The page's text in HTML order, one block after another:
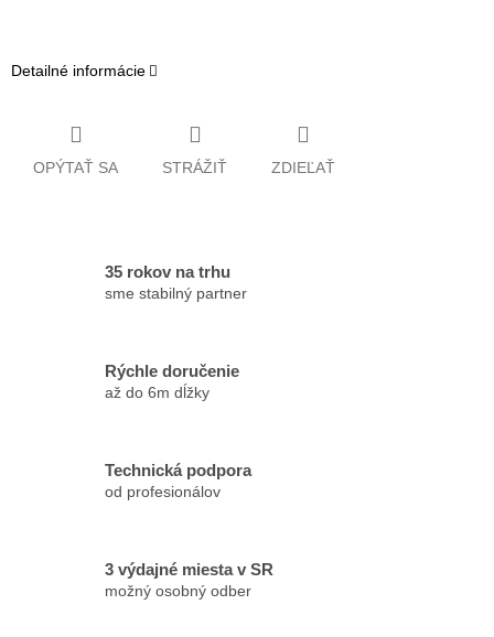
Detailné informácie
OPÝTAŤ SA STRÁŽIŤ ZDIEĽAŤ
35 rokov na trhu
sme stabilný partner
Rýchle doručenie
až do 6m dĺžky
Technická podpora
od profesionálov
3 výdajné miesta v SR
možný osobný odber